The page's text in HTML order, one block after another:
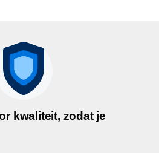
kwaliteit, zodat je